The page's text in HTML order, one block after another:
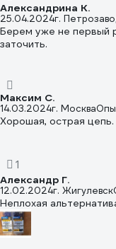
Александрина К.
25.04.2024г.
Берем уже не первый
заточить.
Максим С.
14.03.2024г. Москва
Хорошая, острая цепь.
1
Александр Г.
12.02.2024г. Жигулевск
Неплохая